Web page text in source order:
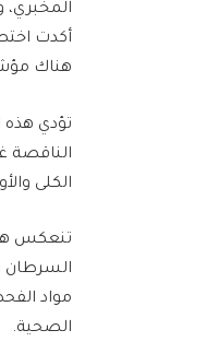
أكدت
هناك
تؤدي هذه
الناقصة
الكلى
تنعكس
السرطان
مواد
الصحية.